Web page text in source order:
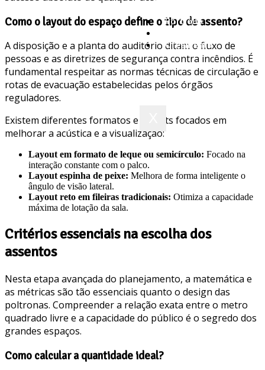
Portfólio
Orçamento
Como o layout do espaço define o tipo de assento?
A disposição e a planta do auditório ditam o fluxo de
pessoas e as diretrizes de segurança contra incêndios. É
fundamental respeitar as normas técnicas de circulação e
rotas de evacuação estabelecidas pelos órgãos
reguladores.
Existem diferentes formatos e layouts focados em
melhorar a acústica e a visualização:
Layout em formato de leque ou semicírculo: Focado na
interação constante com o palco.
Layout espinha de peixe: Melhora de forma inteligente o
ângulo de visão lateral.
Layout reto em fileiras tradicionais: Otimiza a capacidade
máxima de lotação da sala.
Critérios essenciais na escolha dos
assentos
Nesta etapa avançada do planejamento, a matemática e
as métricas são tão essenciais quanto o design das
poltronas. Compreender a relação exata entre o metro
quadrado livre e a capacidade do público é o segredo dos
grandes espaços.
Como calcular a quantidade ideal?